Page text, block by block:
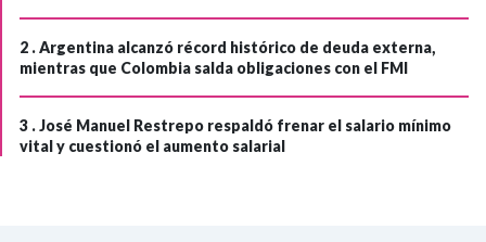
2 .Argentina alcanzó récord histórico de deuda externa,
mientras que Colombia salda obligaciones con el FMI
3 .José Manuel Restrepo respaldó frenar el salario mínimo
vital y cuestionó el aumento salarial